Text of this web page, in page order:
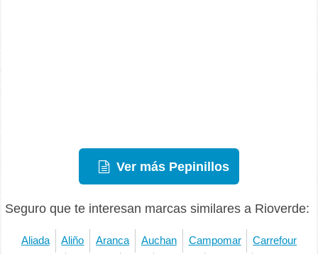
Ver más Pepinillos
Seguro que te interesan marcas similares a Rioverde:
Aliada Aliño Aranca Auchan Campomar Carrefour